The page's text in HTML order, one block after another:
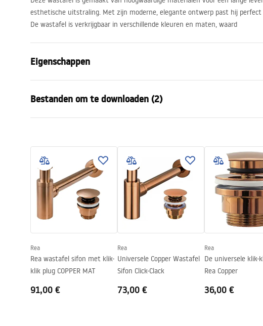
esthetische uitstraling. Met zijn moderne, elegante ontwerp past hij perfect
De wastafel is verkrijgbaar in verschillende kleuren en maten, waard
Eigenschappen
Materiaal
Kleur
Wit/Goud
Breedte
330
Hoogte
mm
Diepte
Vorm
Asymmetrisch
Kraangat
Nee
Overloopopening
Bestanden om te downloaden (2)
Basins_-_5.pdf
Rea
Rea wastafel sifon met klik-
klik plug COPPER MAT
91,00 €
Rea
Universele Copper Wastafel
Sifon Click-Clack
73,00 €
Rea
De universele klik-
Rea Copper
36,00 €